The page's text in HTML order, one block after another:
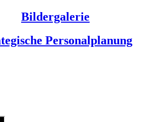
Bildergalerie
Personalplanung